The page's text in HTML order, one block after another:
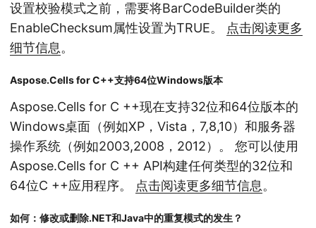
设置校验模式之前，需要将BarCodeBuilder类的
EnableChecksum属性设置为TRUE。 点击阅读更多
细节信息。
Aspose.Cells for C++支持64位Windows版本
Aspose.Cells for C ++现在支持32位和64位版本的
Windows桌面（例如XP，Vista，7,8,10）和服务器
操作系统（例如2003,2008，2012）。 您可以使用
Aspose.Cells for C ++ API构建任何类型的32位和
64位C ++应用程序。 点击阅读更多细节信息。
如何：修改或删除.NET和Java中的重复模式的发生？